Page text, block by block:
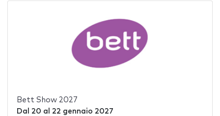
Bett Show 2027
Dal 20 al 22 gennaio 2027